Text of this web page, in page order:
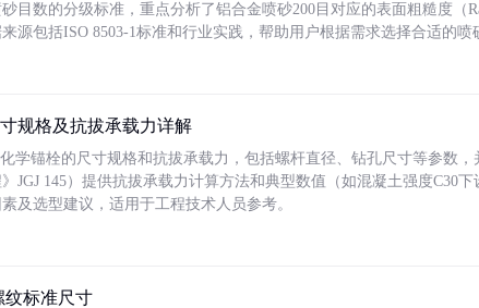
目数的分级标准，重点分析了铝合金喷砂200目对应的表面粗糙度（
源包括ISO 8503-1标准和行业实践，帮助用户根据需求选择合适的喷
规格及抗拔承载力详解
学锚栓的尺寸规格和抗拔承载力，包括螺杆直径、钻孔尺寸等参数
JGJ 145）提供抗拔承载力计算方法和典型数值（如混凝土强度C30
及选型建议，适用于工程技术人员参考。
纹标准尺寸